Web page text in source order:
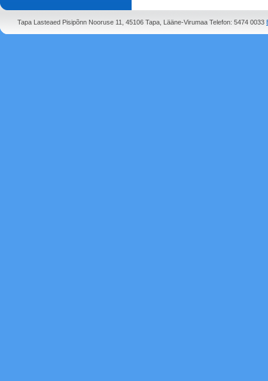
Tapa Lasteaed Pisipõnn Nooruse 11, 45106 Tapa, Lääne-Virumaa Telefon: 5474 0033